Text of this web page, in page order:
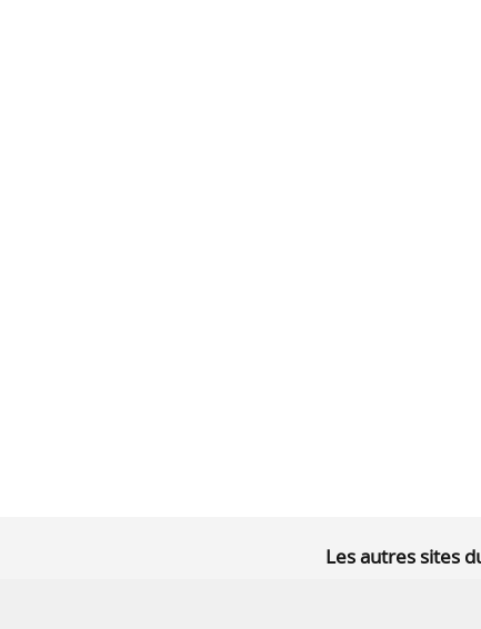
Les autres sites